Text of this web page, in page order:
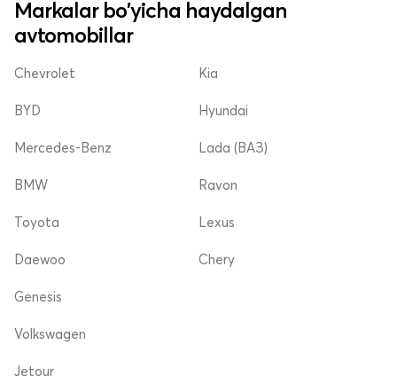
Markalar bo'yicha haydalgan
avtomobillar
Chevrolet
BYD
Mercedes-Benz
Kia
Hyundai
Lada (ВАЗ)
BMW
Toyota
Daewoo
Ravon
Lexus
Chery
Genesis
Volkswagen
Jetour